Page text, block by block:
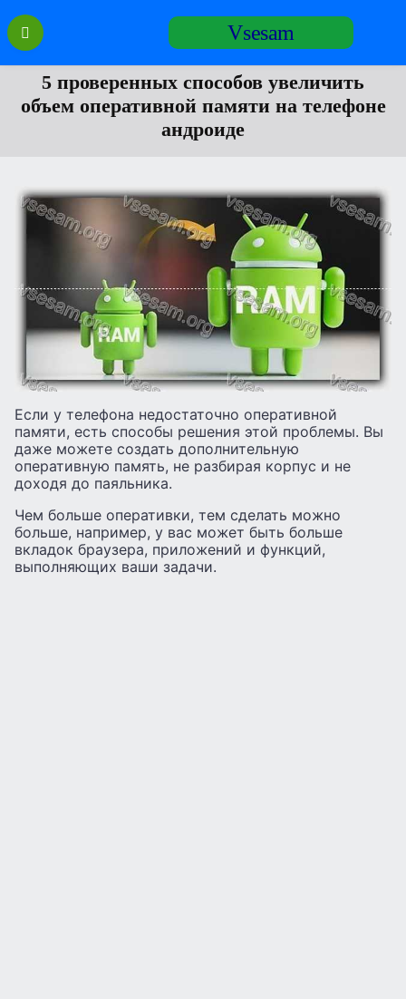
Перейти
содержанию
Vsesam
5 проверенных способов увеличить
объем оперативной памяти на телефоне
андроиде
Если у телефона недостаточно оперативной
памяти, есть способы решения этой проблемы. Вы
даже можете создать дополнительную
оперативную память, не разбирая корпус и не
доходя до паяльника.
Чем больше оперативки, тем сделать можно
больше, например, у вас может быть больше
вкладок браузера, приложений и функций,
выполняющих ваши задачи.